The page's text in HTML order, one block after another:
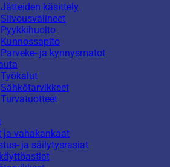
Jätteiden käsittely
Siivousvälineet
Pyykkihuolto
Kunnossapito
Parveke- ja kynnysmatot
Työkalut
Sähkötarvikkeet
Turvatuotteet
ja vahakankaat
ja säilytysrasiat